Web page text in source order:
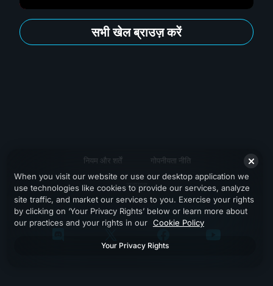
सभी खेल ब्राउज़ करें
नियम और शर्तें गोपनीयता नीति
सहायता
When you visit our website or use our desktop application we
use technologies like cookies to provide our services, analyze
site traffic, and market our services to you. Exercise your rights
by clicking on ‘Your Privacy Rights’ below or learn more about
our practices and your rights in our Cookie Policy
Your Privacy Rights